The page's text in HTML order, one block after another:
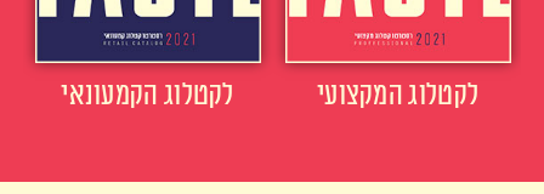
לקטלוג הקמעונאי לקטלוג המקצועי